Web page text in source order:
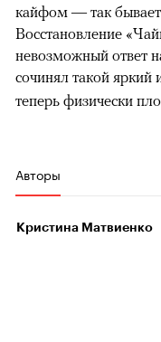
кайфом — так бывает
Восстановление
невозможный ответ
сочинял такой яркий
теперь физически
Авторы
Кристина Матвиенко